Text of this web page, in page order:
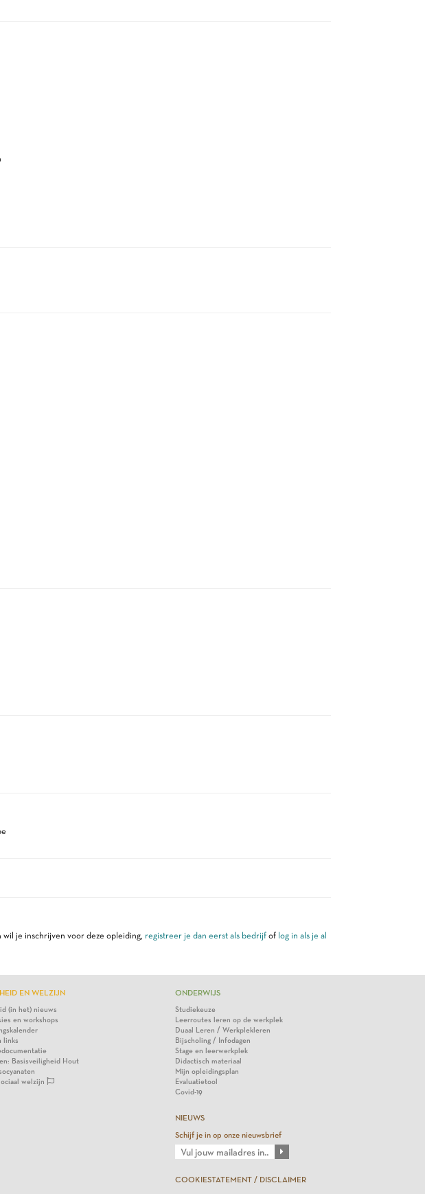
je inschrijven voor deze opleiding, registreer je dan eerst als bedrijfof log in als je al
EN WELZIJN
(in het) nieuws
en workshops
links
Basisveiligheid Hout
welzijn
ONDERWIJS
Studiekeuze
Leerroutes leren op de werkplek
Duaal Leren / Werkplekleren
Bijscholing / Infodagen
Stage en leerwerkplek
Didactisch materiaal
Mijn opleidingsplan
Evaluatietool
Covid-19
NIEUWS
Schijf je in op onze nieuwsbrief
COOKIESTATEMENT / DISCLAIMER